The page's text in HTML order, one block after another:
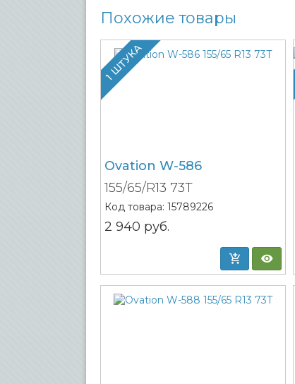
Похожие товары
1 ШТУКА
Ovation W-586
155/65/R13 73T
Код товара: 15789226
2 940 руб.